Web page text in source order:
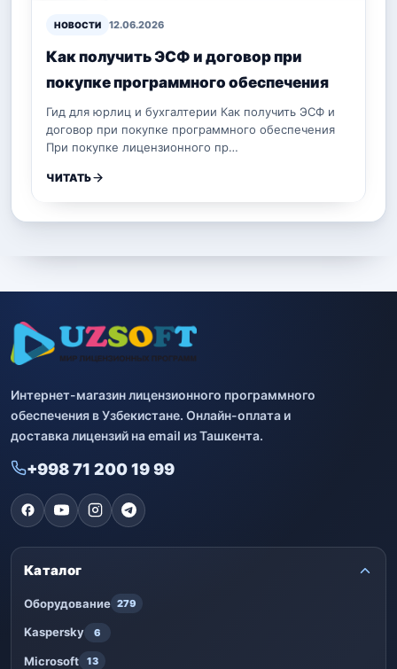
НОВОСТИ 12.06.2026
Как получить ЭСФ и договор при
покупке программного обеспечения
Гид для юрлиц и бухгалтерии Как получить ЭСФ и
договор при покупке программного обеспечения
При покупке лицензионного пр…
ЧИТАТЬ
Интернет-магазин лицензионного программного
обеспечения в Узбекистане. Онлайн-оплата и
доставка лицензий на email из Ташкента.
+998 71 200 19 99
Каталог
Оборудование 279
Kaspersky 6
Microsoft 13